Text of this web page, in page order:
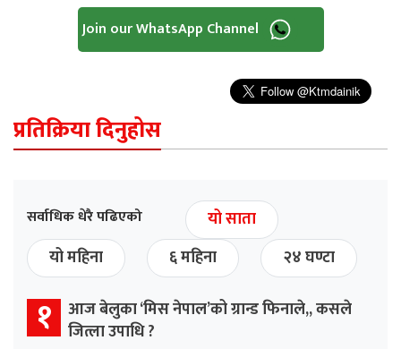
Join our WhatsApp Channel
प्रतिक्रिया दिनुहोस
सर्वाधिक धेरै पढिएको
यो साता
यो महिना
६ महिना २४ घण्टा
१ आज बेलुका ‘मिस नेपाल’को ग्रान्ड फिनाले,, कसले
जित्ला उपाधि ?